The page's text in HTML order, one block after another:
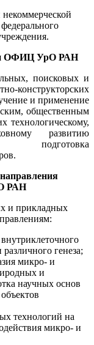
ОФИЦ УрО РАН
поисковых и
конструкторских
и применение
общественным
технологическому,
развитию
РАН
и прикладных
генеза;
микро- и
и
научных основ
технологий на
микро- и